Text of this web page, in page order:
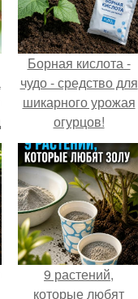
Борная кислота -
чудо - средство для
шикарного урожая
огурцов!
9 растений,
которые любят